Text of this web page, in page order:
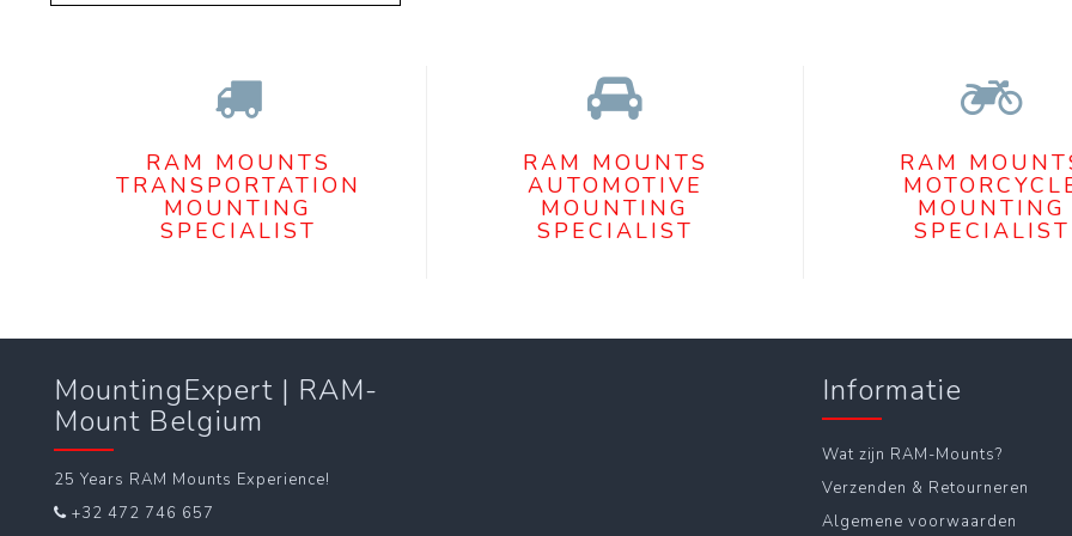
RAM MOUNTS
TRANSPORTATION
MOUNTING
SPECIALIST
RAM MOUNTS
AUTOMOTIVE
MOUNTING
SPECIALIST
RAM
MOUNTING
SPECIALIST
MountingExpert | RAM-
Mount Belgium
25 Years RAM Mounts Experience!
+32 472 746 657
Informatie
Wat zijn RAM-Mounts?
Verzenden & Retourneren
Algemene voorwaarden